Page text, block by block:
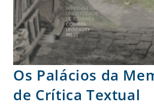
Os Palácios da
de Crítica Textual